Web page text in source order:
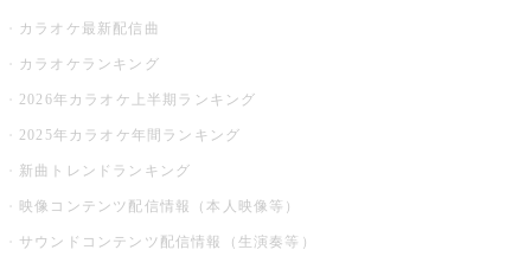
カラオケ最新配信曲
カラオケランキング
2026年カラオケ上半期ランキング
2025年カラオケ年間ランキング
新曲トレンドランキング
映像コンテンツ配信情報（本人映像等）
サウンドコンテンツ配信情報（生演奏等）